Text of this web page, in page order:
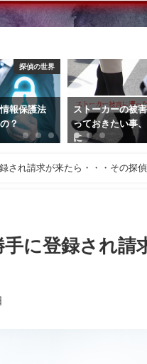
ストーカー
ったらや
守るため
札幌を中心に、
士を無料で紹介
2016年7月1日
され請求が来たら・・・その探
に登録され請